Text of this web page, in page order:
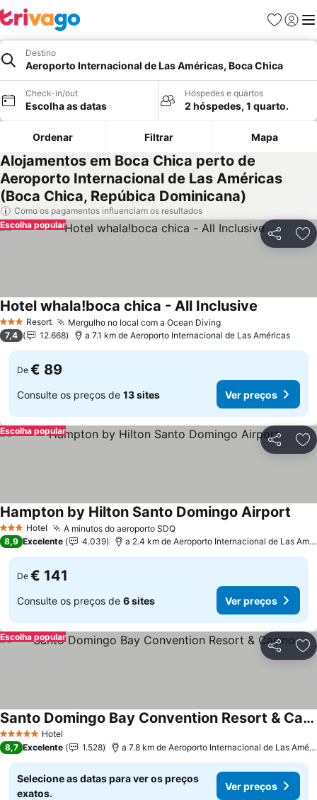
Favoritos
Iniciar
Destino
Aeroporto Internacional de Las Américas, Boca Chica
Check-in/out
Escolha as datas
Hóspedes e quartos
2 hóspedes, 1 quarto.
Ordenar Filtrar Mapa
Alojamentos em Boca Chica perto de
Aeroporto Internacional de Las Américas
(Boca Chica, Repúbica Dominicana)
Como os pagamentos influenciam os resultados
Partilhar
Escolha popular
3 EstrelasResort Mergulho no local com a Ocean Diving
Hotel whala!boca chica - All Inclusive
7,4 12.668 a 7.1 km de Aeroporto Internacional de Las Américas
De € 89
Consulte os preços de 13 sites Ver preços
Partilhar
Escolha popular
3 EstrelasHotel A minutos do aeroporto SDQ
Hampton by Hilton Santo Domingo Airport
8,9 Excelente 4.039 a 2.4 km de Aeroporto Internacional de Las Américas
De € 141
Consulte os preços de 6 sites Ver preços
Partilhar
Escolha popular
5 Estrelas Hotel
Santo Domingo Bay Convention Resort & Casino
8,7 Excelente 1.528 a 7.8 km de Aeroporto Internacional de Las Américas
Selecione as datas para ver os preços
exatos.
Ver preços